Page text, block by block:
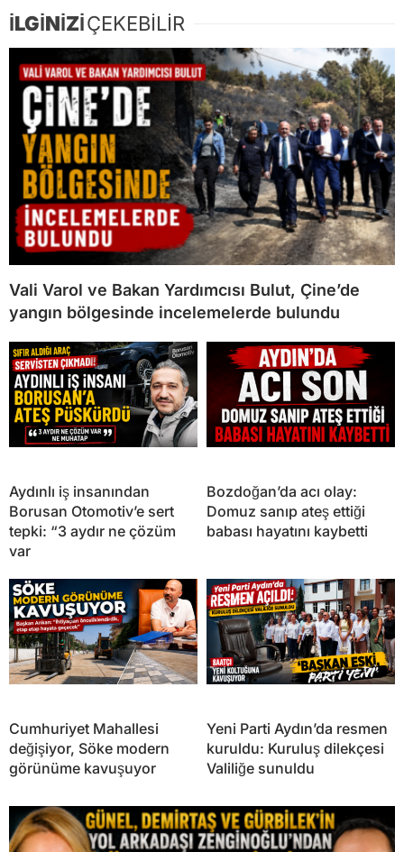
İLGİNİZİÇEKEBİLİR
Vali Varol ve Bakan Yardımcısı Bulut, Çine’de
yangın bölgesinde incelemelerde bulundu
Aydınlı iş insanından
Borusan Otomotiv’e sert
tepki: “3 aydır ne çözüm
var
Bozdoğan’da acı olay:
Domuz sanıp ateş ettiği
babası hayatını kaybetti
Cumhuriyet Mahallesi
değişiyor, Söke modern
görünüme kavuşuyor
Yeni Parti Aydın’da resmen
kuruldu: Kuruluş dilekçesi
Valiliğe sunuldu